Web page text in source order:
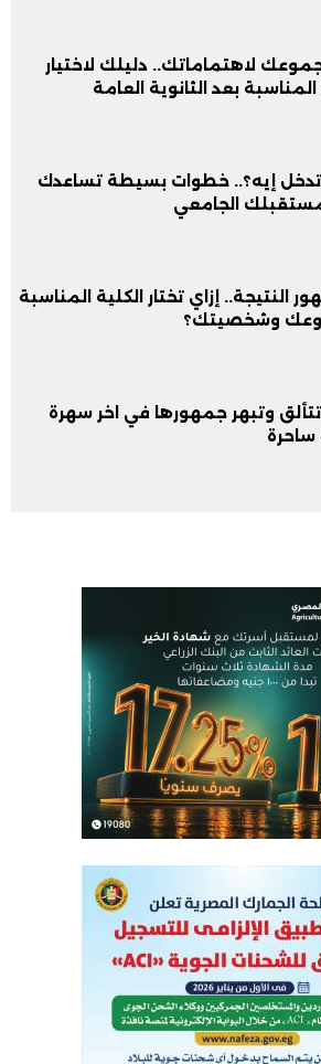
لاهتماماتك.. دليلك لاختيار
المناسبة بعد الثانوية العامة
تدخل إيه؟.. خطوات بسيطة تساعدك
الجامعي
النتيجة.. إزاي تختار الكلية المناسبة
وشخصيتك؟
تتألق وتبهر جمهورها في اخر سهرة
ساحرة